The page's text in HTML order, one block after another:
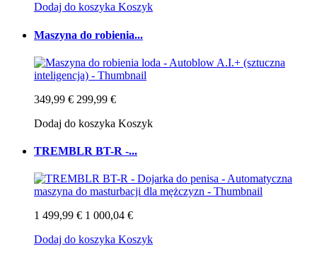
Dodaj do koszyka Koszyk
Maszyna do robienia...
349,99 € 299,99 €
Dodaj do koszyka Koszyk
TREMBLR BT-R -...
1 499,99 € 1 000,04 €
Dodaj do koszyka Koszyk